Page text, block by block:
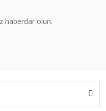
haberdar olun.